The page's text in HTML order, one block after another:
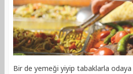
Bir de yemeği yiyip tabaklarla